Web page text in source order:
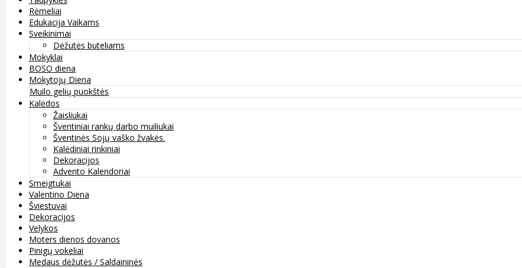
Rėmeliai
Edukacija Vaikams
Sveikinimai
Dėžutės buteliams
Mokyklai
BOSO diena
Mokytojų Diena
Muilo gelių puokštės
Kalėdos
Žaisliukai
Šventiniai rankų darbo muiliukai
Šventinės Sojų vaško žvakės.
Kalėdiniai rinkiniai
Dekoracijos
Advento Kalendoriai
Smeigtukai
Valentino Diena
Šviestuvai
Dekoracijos
Velykos
Moters dienos dovanos
Pinigų vokeliai
Medaus dėžutės / Saldaininės